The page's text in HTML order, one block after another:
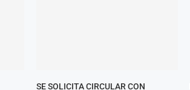
SE SOLICITA CIRCULAR CON